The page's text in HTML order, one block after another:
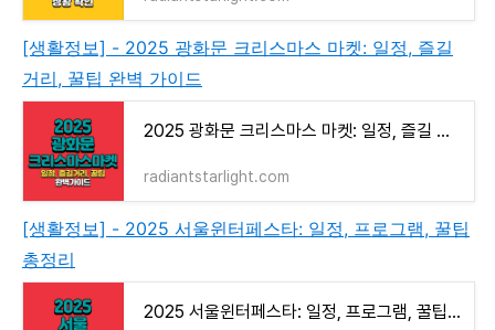
[생활정보] - 2025 광화문 크리스마스 마켓: 일정, 즐길
거리, 꿀팁 완벽 가이드
2025 광화문 크리스마스 마켓: 일정, 즐길 거리, 꿀팁 완벽 가이드
radiantstarlight.com
[생활정보] - 2025 서울윈터페스타: 일정, 프로그램, 꿀팁
총정리
2025 서울윈터페스타: 일정, 프로그램, 꿀팁 총정리